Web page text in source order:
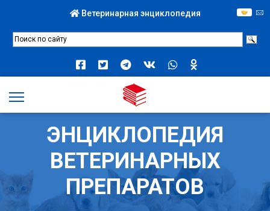
Ветеринарная энциклопедия
ЭНЦИКЛОПЕДИЯ
ВЕТЕРИНАРНЫХ
ПРЕПАРАТОВ